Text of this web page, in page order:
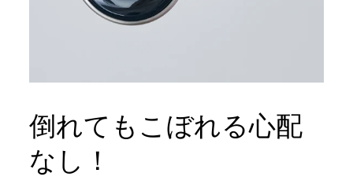
倒れてもこぼれる心配
なし！